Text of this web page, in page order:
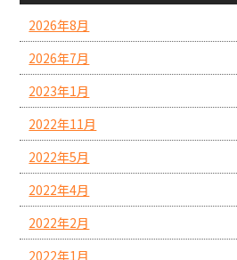
2026年8月
2026年7月
2023年1月
2022年11月
2022年5月
2022年4月
2022年2月
2022年1月